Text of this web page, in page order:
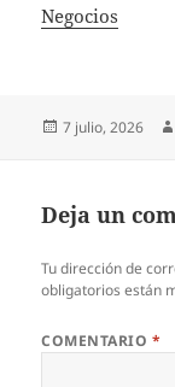
In relation to
Negocios
Publicado
7 julio, 2026
Deja un
Tu dirección de
obligatorios están
COMENTARIO *